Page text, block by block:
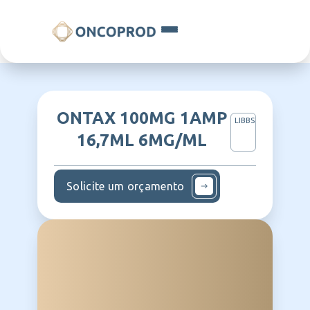
ONTAX 100MG 1AMP
16,7ML 6MG/ML
LIBBS
Solicite um orçamento